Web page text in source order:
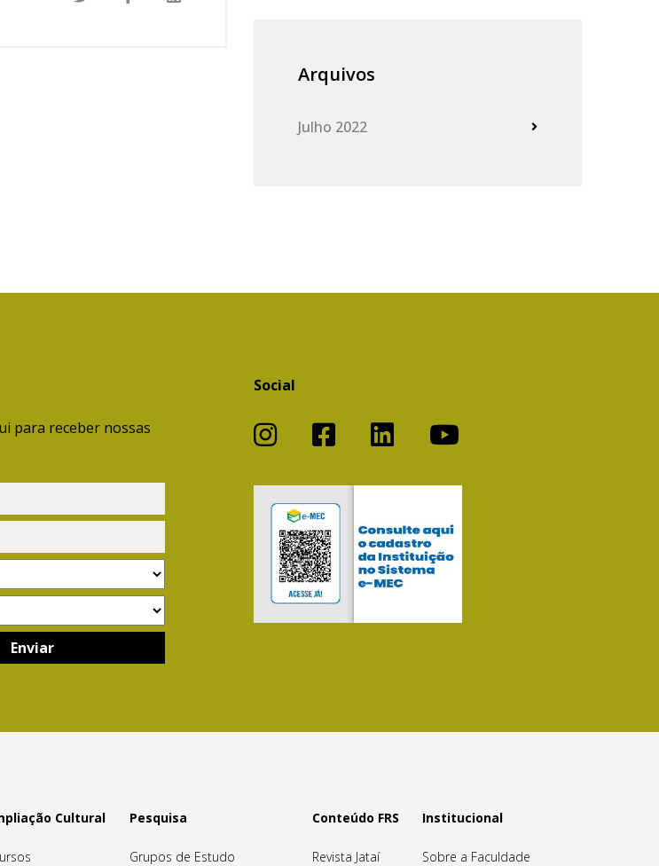
Arquivos
Julho 2022
para receber nossas
Social
Cultural Pesquisa
Grupos de Estudo
Conteúdo FRS
Revista Jataí
Institucional
Sobre a Faculdade